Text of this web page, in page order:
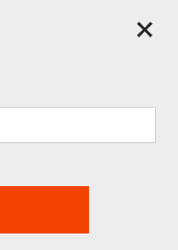
Lion is
other
related
to
×